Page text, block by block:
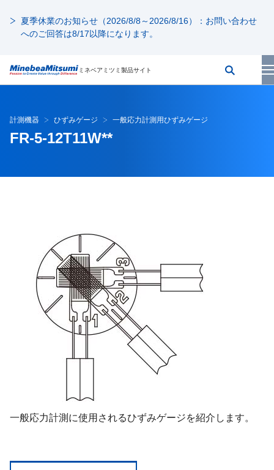
夏季休業のお知らせ（2026/8/8～2026/8/16）：お問い合わせ
へのご回答は8/17以降になります。
ミネベアミツミ製品サイト
計測機器 ひずみゲージ 一般応力計測用ひずみゲージ
FR-5-12T11W**
一般応力計測に使用されるひずみゲージを紹介します。